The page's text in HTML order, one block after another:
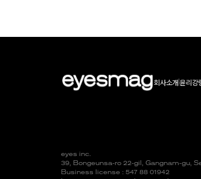
회사소개|윤리강
eyes inc.
39, Bongeunsa-ro 22-gil, Gangnam-gu,
Business license : 547 88 01942